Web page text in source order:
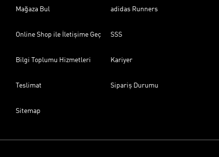
Mağaza Bul adidas Runners
Online Shop ile İletişime Geç SSS
Bilgi Toplumu Hizmetleri Kariyer
Teslimat Sipariş Durumu
Sitemap